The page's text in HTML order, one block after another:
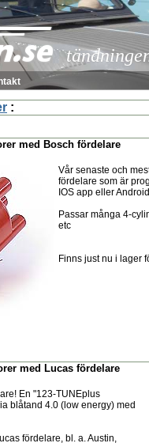
:
med Bosch fördelare
Vår senaste och
fördelare som är
IOS app eller
Passar många 4-
etc
Finns just nu i lager
med Lucas fördelare
En "123-TUNEplus
blåtand 4.0 (low energy) med
fördelare, bl. a. Austin,